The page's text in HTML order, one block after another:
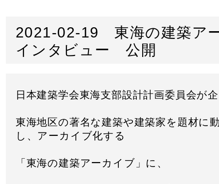
2021-02-19 東海の建築ア
インタビュー 公開
日本建築学会東海支部設計計画委員会が
東海地区の著名な建築や建築家を題材に
し、アーカイブ化する
「東海の建築アーカイブ」に、